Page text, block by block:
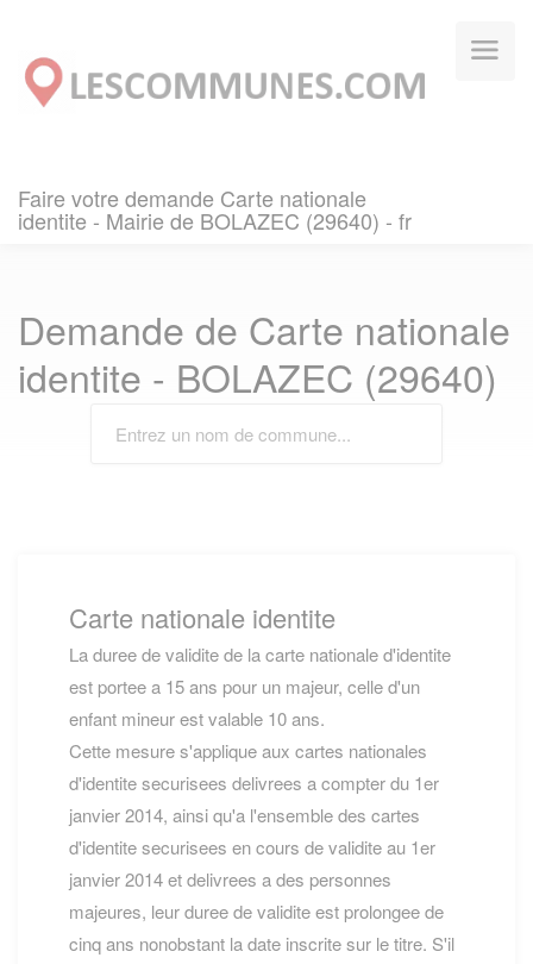
Faire votre demande Carte nationale
identite - Mairie de BOLAZEC (29640) - fr
Demande de Carte nationale
identite - BOLAZEC (29640)
Carte nationale identite
La duree de validite de la carte nationale d'identite
est portee a 15 ans pour un majeur, celle d'un
enfant mineur est valable 10 ans.
Cette mesure s'applique aux cartes nationales
d'identite securisees delivrees a compter du 1er
janvier 2014, ainsi qu'a l'ensemble des cartes
d'identite securisees en cours de validite au 1er
janvier 2014 et delivrees a des personnes
majeures, leur duree de validite est prolongee de
cinq ans nonobstant la date inscrite sur le titre. S'il